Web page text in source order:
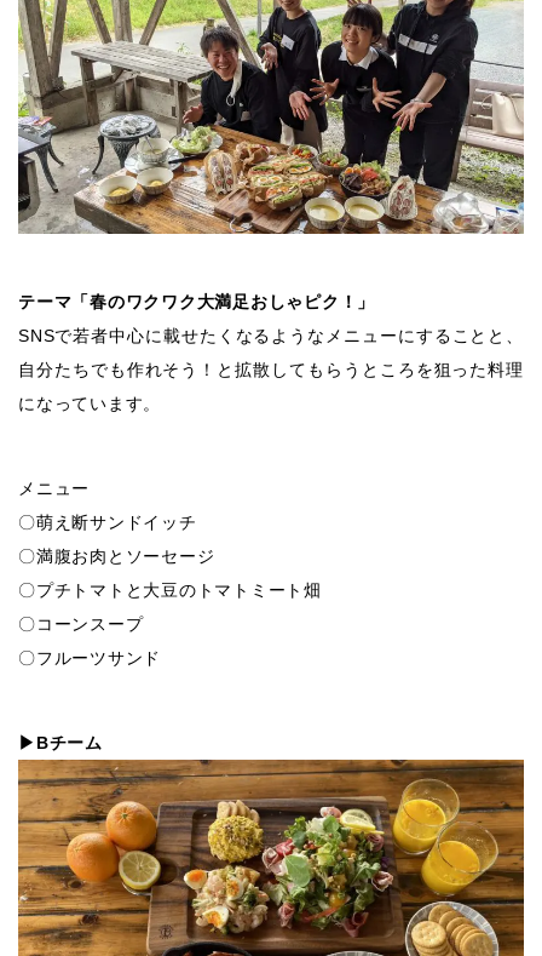
テーマ「春のワクワク大満足おしゃピク！」
SNSで若者中心に載せたくなるようなメニューにすることと、
自分たちでも作れそう！と拡散してもらうところを狙った料理
になっています。
メニュー
〇萌え断サンドイッチ
〇満腹お肉とソーセージ
〇プチトマトと大豆のトマトミート畑
〇コーンスープ
〇フルーツサンド
▶Bチーム